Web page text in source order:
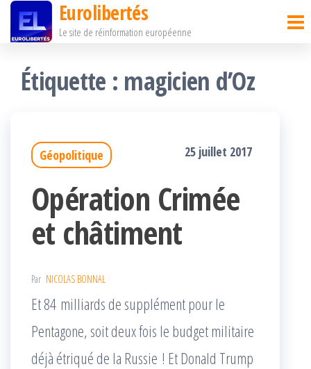
Passer
contenu
Eurolibertés
Le site de réinformation européenne
Étiquette : magicien d’Oz
Géopolitique 25 juillet 2017
Opération Crimée
et châtiment
Par NICOLAS BONNAL
Et 84 milliards de supplément pour le
Pentagone, soit deux fois le budget militaire
déjà étriqué de la Russie ! Et Donald Trump